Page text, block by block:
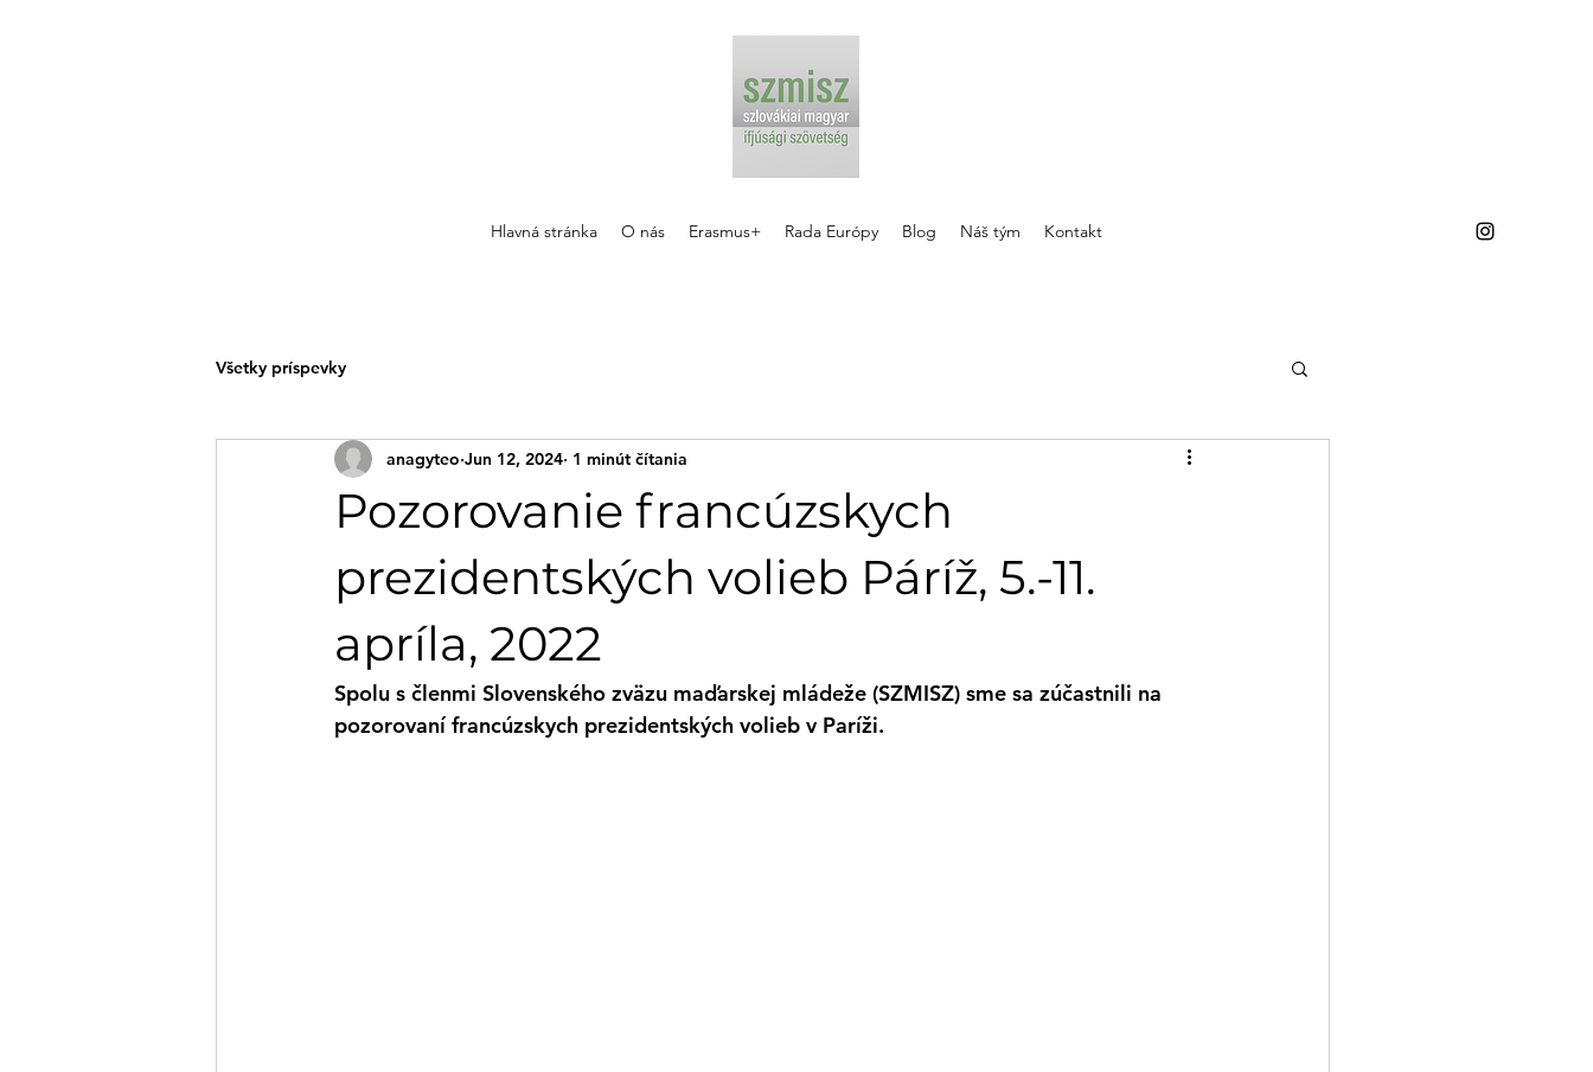
Hlavná stránka O nás Erasmus+ Rada Európy Blog Náš tým Kontakt
Všetky príspevky
Pozorovanie francúzskych
prezidentských volieb Páríž, 5.-11.
apríla, 2022
anagyteo Jun 12, 2024 1 minút čítania
Spolu s členmi Slovenského zväzu maďarskej mládeže (SZMISZ) sme sa zúčastnili na
pozorovaní francúzskych prezidentských volieb v Paríži.